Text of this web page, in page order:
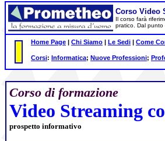
Corso Video
Il corso farà
pratico. Dal punto
Home Page | Chi Siamo | Le Sedi | Come
Corsi: Informatica; Nuove Professioni;
Corso di formazione
Video Streaming
prospetto informativo